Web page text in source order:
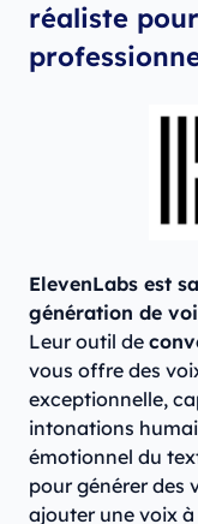
réaliste
ElevenLabs est
génération de
Leur outil de
vous offre des
exceptionnelle,
intonations
émotionnel du
pour générer des
ajouter une voix